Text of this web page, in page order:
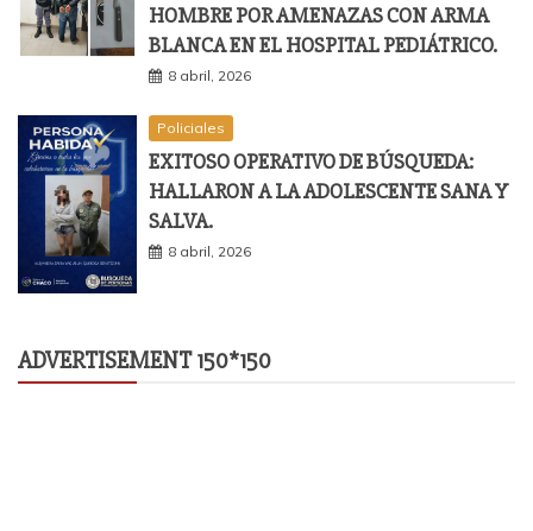
HOMBRE POR AMENAZAS CON ARMA
BLANCA EN EL HOSPITAL PEDIÁTRICO.
8 abril, 2026
Policiales
EXITOSO OPERATIVO DE BÚSQUEDA:
HALLARON A LA ADOLESCENTE SANA Y
SALVA.
8 abril, 2026
ADVERTISEMENT 150*150